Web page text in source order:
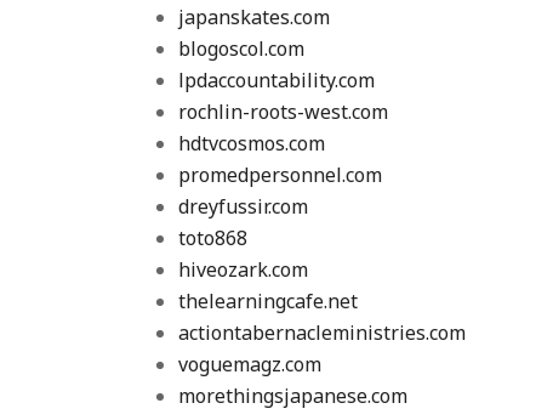
japanskates.com
blogoscol.com
lpdaccountability.com
rochlin-roots-west.com
hdtvcosmos.com
promedpersonnel.com
dreyfussir.com
toto868
hiveozark.com
thelearningcafe.net
actiontabernacleministries.com
voguemagz.com
morethingsjapanese.com